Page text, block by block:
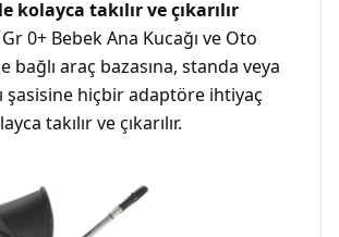
kolayca takılır ve çıkarılır
0+ Bebek Ana Kucağı ve Oto
bağlı araç bazasına, standa veya
şasisine hiçbir adaptöre ihtiyaç
takılır ve çıkarılır.